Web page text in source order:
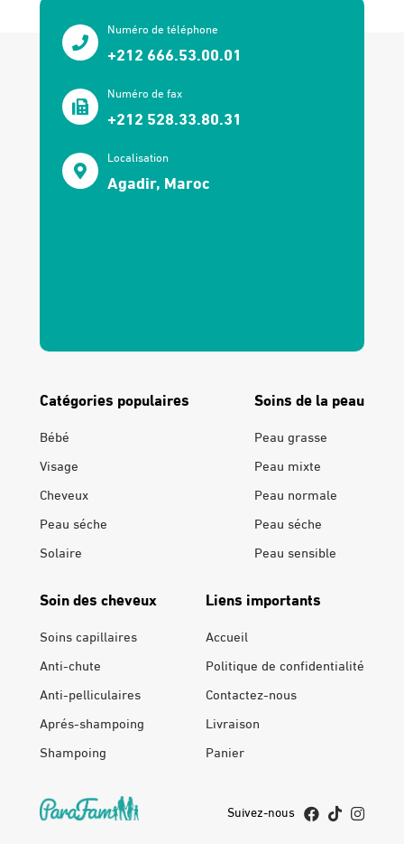
Numéro de téléphone
+212 666.53.00.01
Numéro de fax
+212 528.33.80.31
Localisation
Agadir, Maroc
Catégories populaires
Bébé
Visage
Cheveux
Peau séche
Solaire
Soins de la peau
Peau grasse
Peau mixte
Peau normale
Peau séche
Peau sensible
Soin des cheveux
Soins capillaires
Anti-chute
Anti-pelliculaires
Aprés-shampoing
Shampoing
Liens importants
Accueil
Politique de confidentialité
Contactez-nous
Livraison
Panier
Suivez-nous